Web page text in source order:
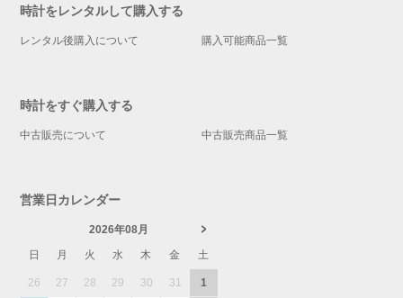
時計をレンタルして購入する
レンタル後購入について 購入可能商品一覧
時計をすぐ購入する
中古販売について 中古販売商品一覧
営業日カレンダー
2026年08月
日
月 火 水 木 金 土
26 27 28 29 30 31 1